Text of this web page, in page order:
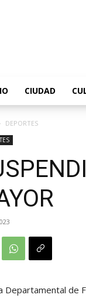
CIUDAD
DEPORTES
Departamental de